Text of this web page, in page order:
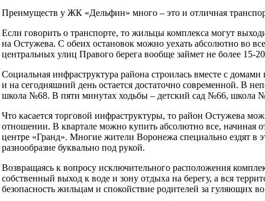
Преимуществ у ЖК «Дельфин» много – это и отличная
Если говорить о транспорте, то жильцы комплекса могут
на Остужева. С обеих остановок можно уехать абсолютно во
центральных улиц Правого берега вообще займет не более 15-
Социальная инфраструктура района строилась вместе с
и на сегодняшний день остается достаточно современной. В
школа №68. В пяти минутах ходьбы – детский сад №66, школа
Что касается торговой инфраструктуры, то район Остужева
отношении. В квартале можно купить абсолютно все, начиная
центре «Гранд». Многие жители Воронежа специально ездят в
разнообразие буквально под рукой.
Возвращаясь к вопросу исключительного расположения
собственный выход к воде и зону отдыха на берегу, а вся
безопасность жильцам и спокойствие родителей за гуляющих